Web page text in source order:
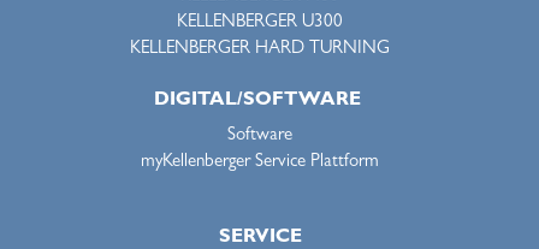
KELLENBERGER U300
KELLENBERGER HARD TURNING
DIGITAL/SOFTWARE
Software
myKellenberger Service Plattform
SERVICE